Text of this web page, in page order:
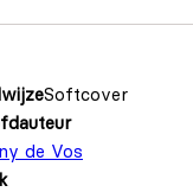
Softcover
de Vos